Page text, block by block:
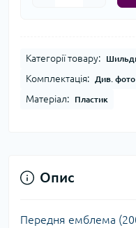
Категорії товару:
Комплектація: Див. фото
Матеріал: Пластик
Опис
Передня емблема